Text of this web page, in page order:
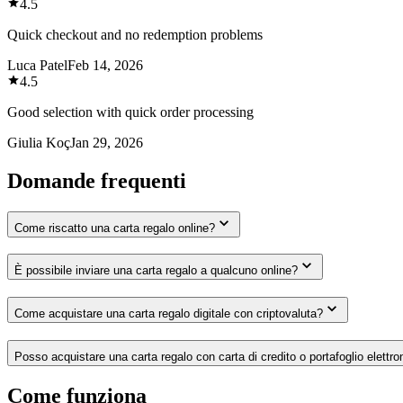
4.5
Quick checkout and no redemption problems
Luca PatelFeb 14, 2026
4.5
Good selection with quick order processing
Giulia KoçJan 29, 2026
Domande frequenti
Come riscatto una carta regalo online?
È possibile inviare una carta regalo a qualcuno online?
Come acquistare una carta regalo digitale con criptovaluta?
Posso acquistare una carta regalo con carta di credito o portafoglio
Come funziona